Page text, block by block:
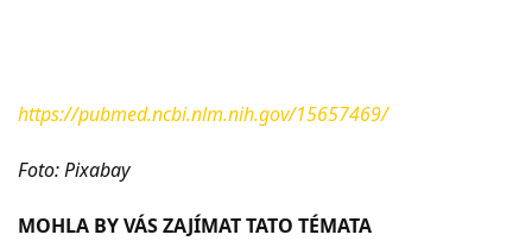
https://pubmed.ncbi.nlm.nih.gov/15657469/
Foto: Pixabay
MOHLA BY VÁS ZAJÍMAT TATO TÉMATA